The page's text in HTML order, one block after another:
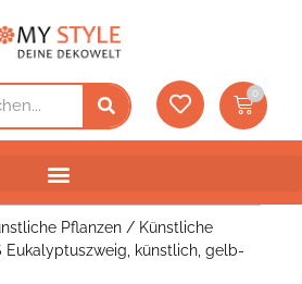
0
Pflanzen / Künstliche
Eukalyptuszweig, künstlich, gelb-